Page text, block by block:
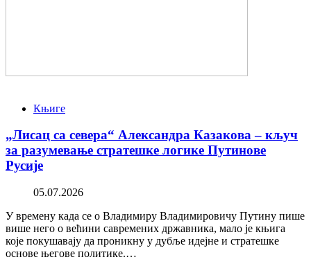
Књиге
„Лисац са севера“ Александра Казакова – кључ
за разумевање стратешке логике Путинове
Русије
05.07.2026
У времену када се о Владимиру Владимировичу Путину пише
више него о већини савремених државника, мало је књига
које покушавају да проникну у дубље идејне и стратешке
основе његове политике.…